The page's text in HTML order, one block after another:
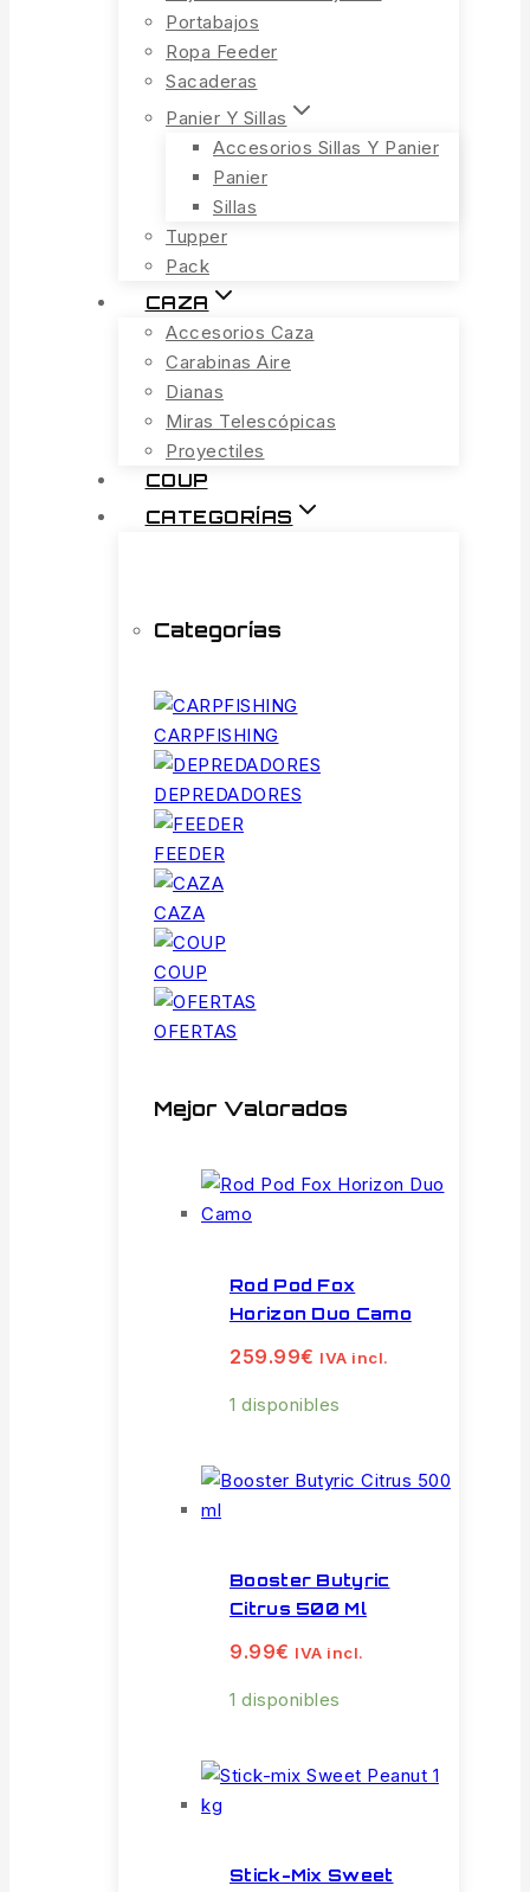
Portabajos
Ropa Feeder
Sacaderas
Panier Y Sillas
Accesorios Sillas Y Panier
Panier
Sillas
Tupper
Pack
CAZA
Accesorios Caza
Carabinas Aire
Dianas
Miras Telescópicas
Proyectiles
COUP
CATEGORÍAS
Categorías
CARPFISHING
DEPREDADORES
FEEDER
CAZA
COUP
OFERTAS
Mejor Valorados
Rod Pod Fox
Horizon Duo Camo
259.99€ IVA incl.
1 disponibles
Booster Butyric
Citrus 500 Ml
9.99€ IVA incl.
1 disponibles
Stick-Mix Sweet